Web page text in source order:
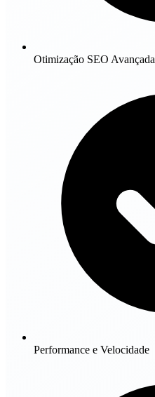
Otimização SEO Avançada
Performance e Velocidade